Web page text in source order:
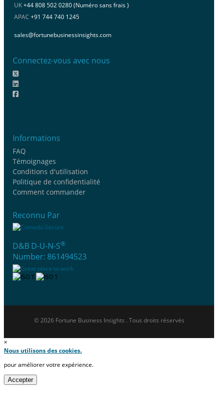
UK+44 808 502 0280 (Numéro sans frais )
APAC +91 744 740 1245
sales@fortunebusinessinsights.com
Connectez-vous avec nous
Informations
FAQ
Témoignages
Conditions d'utilisation
Politique de confidentialité
Comment commander
Reconnu Par
D&B D-U-N-S®
Number: 861494523
© 2026 Fortune Business Insights . Tous droits réservés
×
Nous utilisons des cookies.
pour améliorer votre expérience.
Accepter